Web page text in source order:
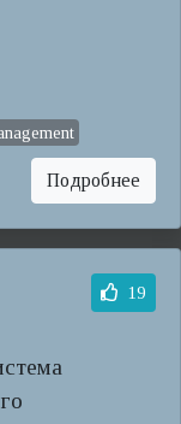
Подробнее
19